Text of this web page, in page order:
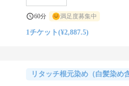
60分 満足度募集中
1チケット(¥2,887.5)
リタッチ根元染め（白髪染め